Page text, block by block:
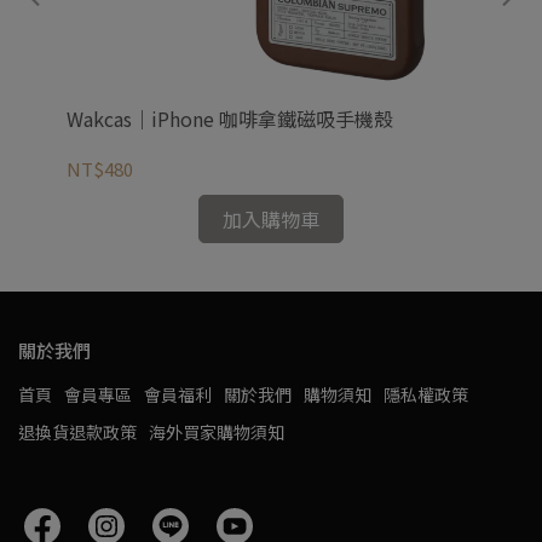
Wakcas｜iPhone 咖啡拿鐵磁吸手機殼
NT$480
加入購物車
關於我們
首頁 會員專區 會員福利 關於我們 購物須知 隱私權政策
退換貨退款政策 海外買家購物須知